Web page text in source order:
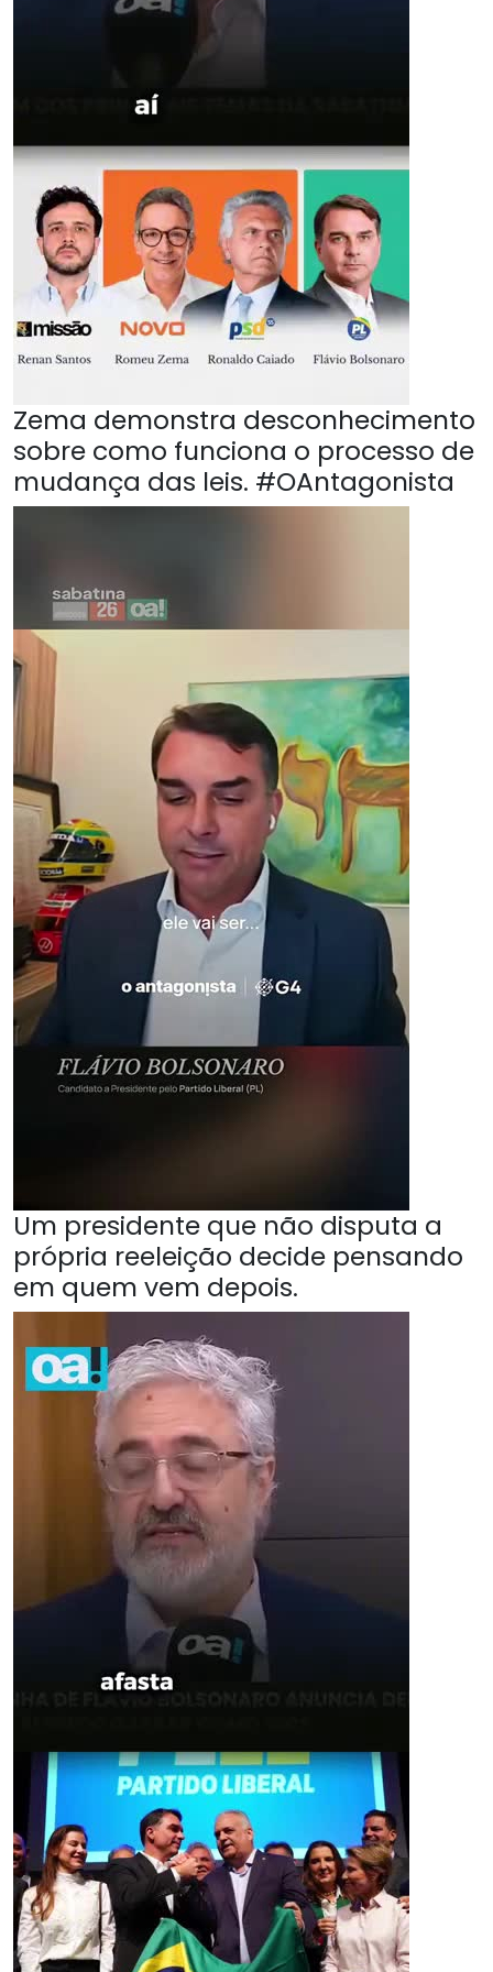
Zema demonstra desconhecimento
sobre como funciona o processo de
mudança das leis. #OAntagonista
Um presidente que não disputa a
própria reeleição decide pensando
em quem vem depois.